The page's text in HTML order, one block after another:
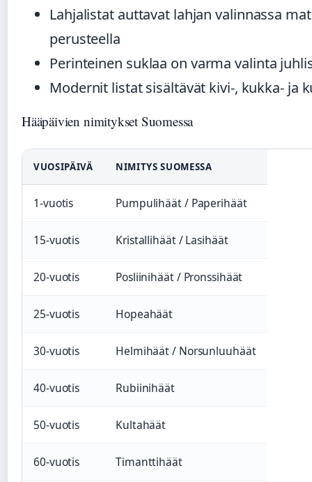
Lahjalistat auttavat lahjan valinnassa
perusteella
Perinteinen suklaa on varma valinta
Modernit listat sisältävät kivi-, kukka- ja
Hääpäivien nimitykset Suomessa
VUOSIPÄIVÄ NIMITYS SUOMESSA
1-vuotis Pumpulihäät / Paperihäät
15-vuotis Kristallihäät / Lasihäät
20-vuotis Posliinihäät / Pronssihäät
25-vuotis Hopeahäät
30-vuotis Helmihäät / Norsunluuhäät
40-vuotis Rubiinihäät
50-vuotis Kultahäät
60-vuotis Timanttihäät